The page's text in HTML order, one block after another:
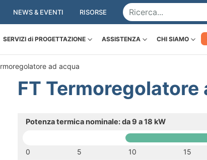
NEWS & EVENTI RISORSE
SERVIZI di PROGETTAZIONE ASSISTENZA CHI SIAMO
ad acqua
FT Termoregolatore
Potenza termica nominale: da 9 a 18 kW
0 5 10 15